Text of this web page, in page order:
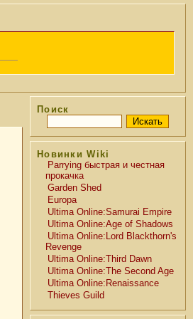
Поиск
Новинки Wiki
Parrying быстрая и честная
прокачка
Garden Shed
Europa
Ultima Online:Samurai Empire
Ultima Online:Age of Shadows
Ultima Online:Lord Blackthorn's
Revenge
Ultima Online:Third Dawn
Ultima Online:The Second Age
Ultima Online:Renaissance
Thieves Guild